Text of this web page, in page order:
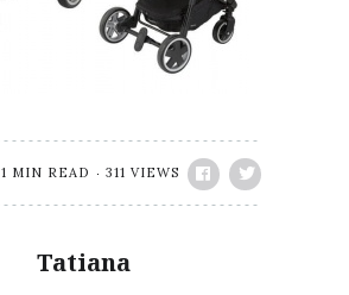
1 MIN READ 311 VIEWS
Tatiana